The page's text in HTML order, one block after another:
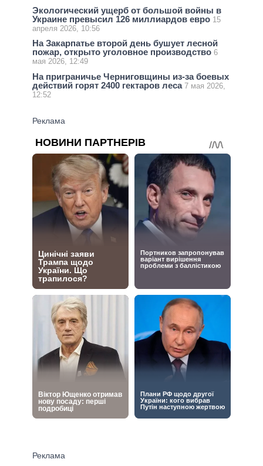
Экологический ущерб от большой войны в
Украине превысил 126 миллиардов евро 15
апреля 2026, 10:56
На Закарпатье второй день бушует лесной
пожар, открыто уголовное производство 6
мая 2026, 12:49
На приграничье Черниговщины из-за боевых
действий горят 2400 гектаров леса 7 мая 2026,
12:52